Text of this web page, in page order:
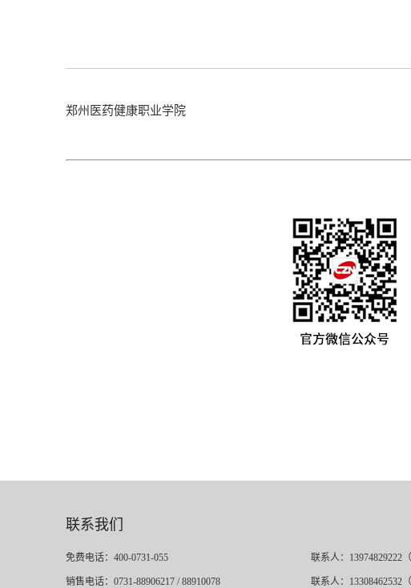
郑州医药健康职业学院
联系我们
免费电话：400-0731-055
销售电话：0731-88906217 / 88910078
联系人：13974829222
联系人：13308462532